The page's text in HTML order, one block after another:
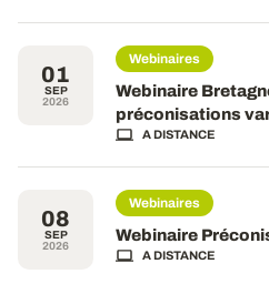
01
SEP
2026
Webinaires
Webinaire
préconisations
A DISTANCE
08
SEP
2026
Webinaires
Webinaire
A DISTANCE